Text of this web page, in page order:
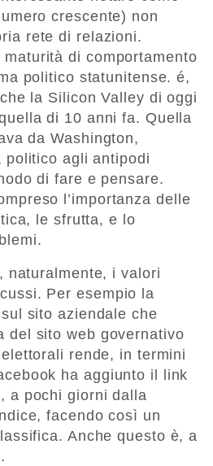
crescente) non
rete di relazioni.
di comportamento
politico statunitense. é,
la Silicon Valley di oggi
di 10 anni fa. Quella
da Washington,
politico agli antipodi
di fare e pensare.
l’importanza delle
le sfrutta, e lo
naturalmente, i valori
Per esempio la
sito aziendale che
del sito web governativo
rende, in termini
ha aggiunto il link
a pochi giorni dalla
facendo così un
Anche questo è, a